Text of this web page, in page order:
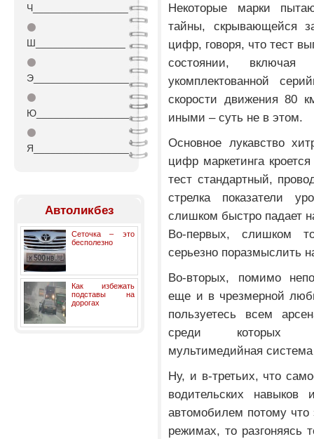
Ч_________________
⚫
Ш________________
⚫
Э_________________
⚫
Ю_________________
⚫
Я_________________
Автоликбез
Сеточка – это
бесполезно
Как избежать
подставы на
дорогах
Некоторые марки
тайны, скрывающейся
цифр, говоря, что тест
состоянии,
укомплектованной
скорости движения 80
иными – суть не в этом.
Основное лукавство
цифр маркетинга
тест стандартный,
стрелка показатели
слишком быстро падает
Во-первых, слишком
серьезно поразмыслить
Во-вторых, помимо
еще и в чрезмерной
пользуетесь всем
среди которых
мультимедийная
Ну, и в-третьих, что
водительских навыков
автомобилем потому что
режимах, то разгоняясь